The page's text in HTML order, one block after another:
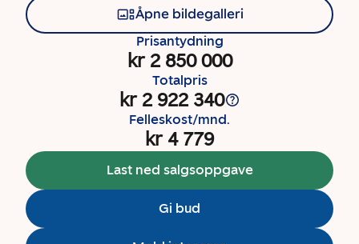
Åpne bildegalleri
Prisantydning
kr 2 850 000
Totalpris
kr 2 922 340
Felleskost/mnd.
kr 4 779
Last ned salgsoppgave
Gi bud